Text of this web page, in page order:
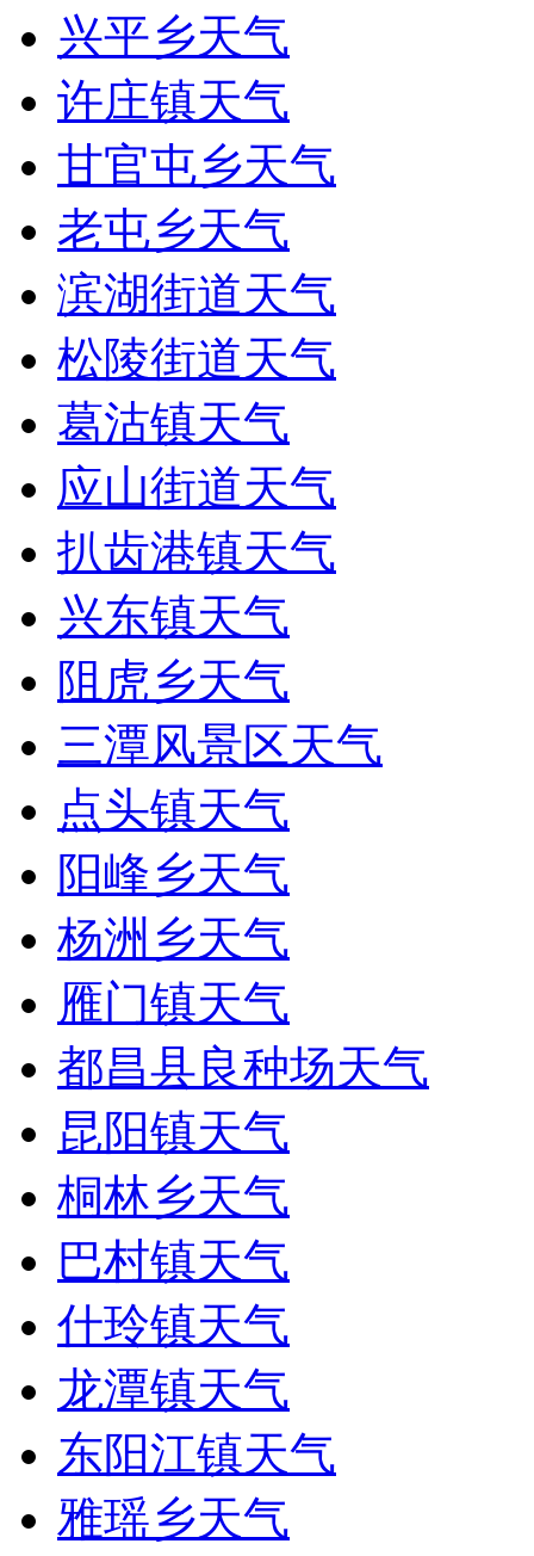
兴平乡天气
许庄镇天气
甘官屯乡天气
老屯乡天气
滨湖街道天气
松陵街道天气
葛沽镇天气
应山街道天气
扒齿港镇天气
兴东镇天气
阻虎乡天气
三潭风景区天气
点头镇天气
阳峰乡天气
杨洲乡天气
雁门镇天气
都昌县良种场天气
昆阳镇天气
桐林乡天气
巴村镇天气
什玲镇天气
龙潭镇天气
东阳江镇天气
雅瑶乡天气